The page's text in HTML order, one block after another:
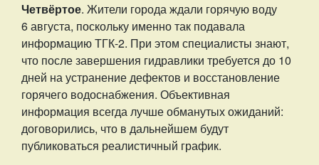
Четвёртое. Жители города ждали горячую воду
6 августа, поскольку именно так подавала
информацию ТГК-2. При этом специалисты знают,
что после завершения гидравлики требуется до 10
дней на устранение дефектов и восстановление
горячего водоснабжения. Объективная
информация всегда лучше обманутых ожиданий:
договорились, что в дальнейшем будут
публиковаться реалистичный график.